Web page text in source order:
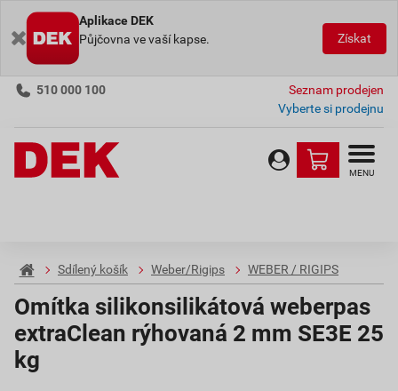
Aplikace DEK
Půjčovna ve vaší kapse.
Získat
510 000 100
Seznam prodejen
Vyberte si prodejnu
MENU
Sdílený košík Weber/Rigips WEBER / RIGIPS
Omítka silikonsilikátová weberpas
extraClean rýhovaná 2 mm SE3E 25
kg